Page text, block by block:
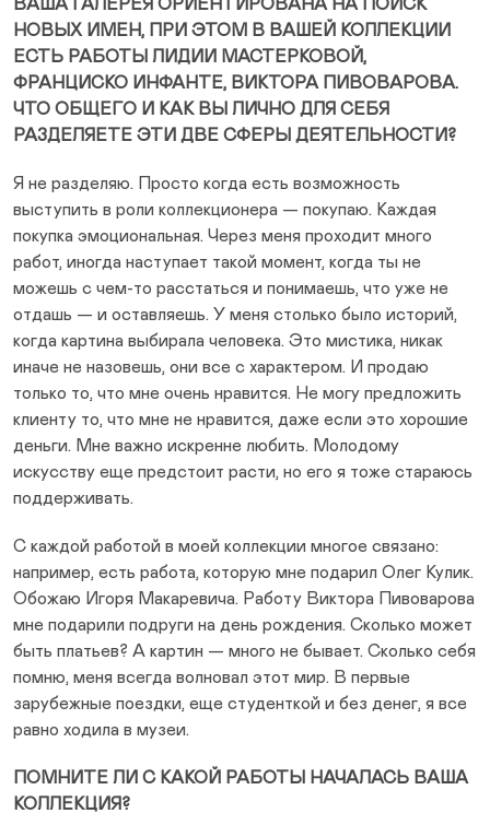
ВАША ГАЛЕРЕЯ ОРИЕНТИРОВАНА НА ПОИСК
НОВЫХ ИМЕН, ПРИ ЭТОМ В ВАШЕЙ КОЛЛЕКЦИИ
ЕСТЬ РАБОТЫ ЛИДИИ МАСТЕРКОВОЙ,
ФРАНЦИСКО ИНФАНТЕ, ВИКТОРА ПИВОВАРОВА.
ЧТО ОБЩЕГО И КАК ВЫ ЛИЧНО ДЛЯ СЕБЯ
РАЗДЕЛЯЕТЕ ЭТИ ДВЕ СФЕРЫ ДЕЯТЕЛЬНОСТИ?
Я не разделяю. Просто когда есть возможность
выступить в роли коллекционера — покупаю. Каждая
покупка эмоциональная. Через меня проходит много
работ, иногда наступает такой момент, когда ты не
можешь с чем-то расстаться и понимаешь, что уже не
отдашь — и оставляешь. У меня столько было историй,
когда картина выбирала человека. Это мистика, никак
иначе не назовешь, они все с характером. И продаю
только то, что мне очень нравится. Не могу предложить
клиенту то, что мне не нравится, даже если это хорошие
деньги. Мне важно искренне любить. Молодому
искусству еще предстоит расти, но его я тоже стараюсь
поддерживать.
С каждой работой в моей коллекции многое связано:
например, есть работа, которую мне подарил Олег Кулик.
Обожаю Игоря Макаревича. Работу Виктора Пивоварова
мне подарили подруги на день рождения. Сколько может
быть платьев? А картин — много не бывает. Сколько себя
помню, меня всегда волновал этот мир. В первые
зарубежные поездки, еще студенткой и без денег, я все
равно ходила в музеи.
ПОМНИТЕ ЛИ С КАКОЙ РАБОТЫ НАЧАЛАСЬ ВАША
КОЛЛЕКЦИЯ?